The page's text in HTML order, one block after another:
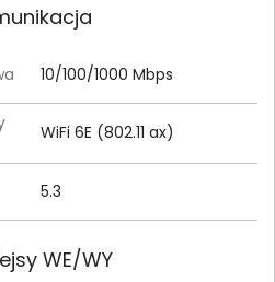
10/100/1000 Mbps
WiFi 6E (802.11 ax)
5.3
WE/WY